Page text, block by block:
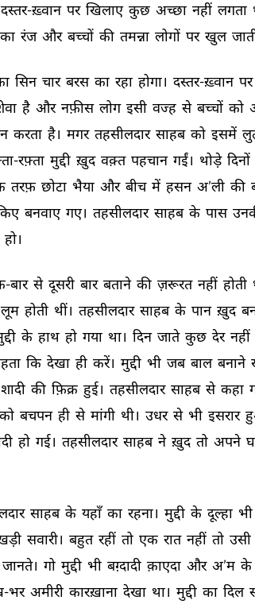
दस्तर-ख़्वान पर खिलाए कुछ अच्छा नहीं लगता
का रंज और बच्चों की तमन्ना लोगों पर खुल
सिन चार बरस का रहा होगा। दस्तर-ख़्वान पर
है और नफ़ीस लोग इसी वज्ह से बच्चों को
करता है। मगर तहसीलदार साहब को इसमें
रफ़्ता मुद्दी ख़ुद वक़्त पहचान गईं। थोड़े दिनों
तरफ़ छोटा भैया और बीच में हसन अ’ली की
बनवाए गए। तहसीलदार साहब के पास
हो।
बार से दूसरी बार बताने की ज़रूरत नहीं होती
होती थीं। तहसीलदार साहब के पान ख़ुद
के हाथ हो गया था। दिन जाते कुछ देर नहीं
कि देखा ही करें। मुद्दी भी जब बाल बनाने
शादी की फ़िक्र हुई। तहसीलदार साहब से कहा
को बचपन ही से मांगी थी। उधर से भी इसरार
हो गई। तहसीलदार साहब ने ख़ुद तो अपने
साहब के यहाँ का रहना। मुद्दी के दूल्हा भी
सवारी। बहुत रहीं तो एक रात नहीं तो उसी
जानते। गो मुद्दी भी बग़्दादी क़ाएदा और अ’म के
भर अमीरी कारख़ाना देखा था। मुद्दी का दिल